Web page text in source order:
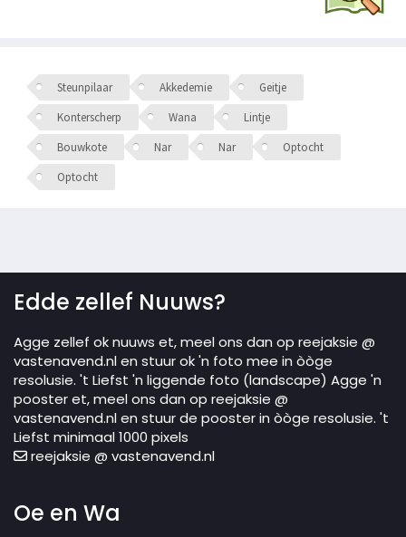
Steunpilaar Akkedemie
Geitje
Konterscherp
Wana
Lintje
Bouwkote
Nar Nar
Optocht
Optocht
Edde zellef Nuuws?
Agge zellef ok nuuws et, meel ons dan op reejaksie @
vastenavend.nl en stuur ok 'n foto mee in òòge
resolusie. 't Liefst 'n liggende foto (landscape) Agge 'n
pooster et, meel ons dan op reejaksie @
vastenavend.nl en stuur de pooster in òòge resolusie. 't
Liefst minimaal 1000 pixels
reejaksie @ vastenavend.nl
Oe en Wa